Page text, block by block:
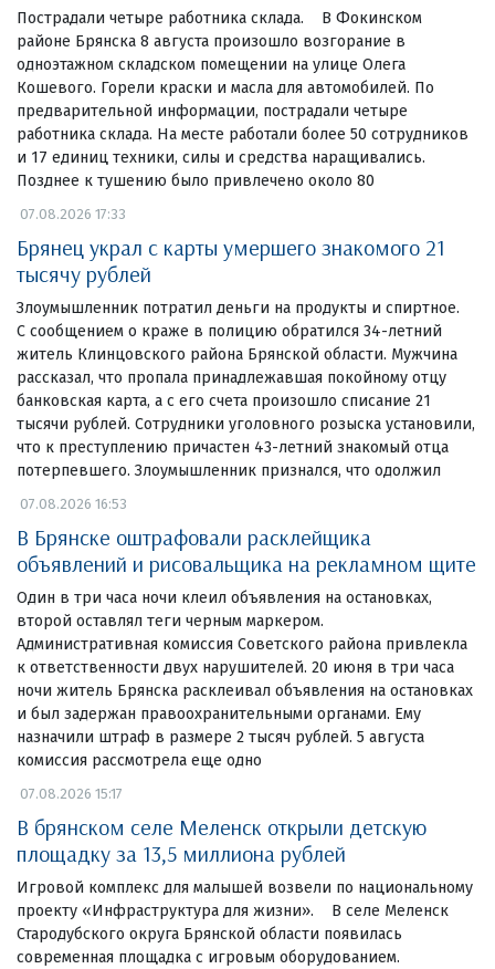
Пострадали четыре работника склада. В Фокинском
районе Брянска 8 августа произошло возгорание в
одноэтажном складском помещении на улице Олега
Кошевого. Горели краски и масла для автомобилей. По
предварительной информации, пострадали четыре
работника склада. На месте работали более 50 сотрудников
и 17 единиц техники, силы и средства наращивались.
Позднее к тушению было привлечено около 80
07.08.2026 17:33
Брянец украл с карты умершего знакомого 21
тысячу рублей
Злоумышленник потратил деньги на продукты и спиртное.
С сообщением о краже в полицию обратился 34-летний
житель Клинцовского района Брянской области. Мужчина
рассказал, что пропала принадлежавшая покойному отцу
банковская карта, а с его счета произошло списание 21
тысячи рублей. Сотрудники уголовного розыска установили,
что к преступлению причастен 43-летний знакомый отца
потерпевшего. Злоумышленник признался, что одолжил
07.08.2026 16:53
В Брянске оштрафовали расклейщика
объявлений и рисовальщика на рекламном щите
Один в три часа ночи клеил объявления на остановках,
второй оставлял теги черным маркером.
Административная комиссия Советского района привлекла
к ответственности двух нарушителей. 20 июня в три часа
ночи житель Брянска расклеивал объявления на остановках
и был задержан правоохранительными органами. Ему
назначили штраф в размере 2 тысяч рублей. 5 августа
комиссия рассмотрела еще одно
07.08.2026 15:17
В брянском селе Меленск открыли детскую
площадку за 13,5 миллиона рублей
Игровой комплекс для малышей возвели по национальному
проекту «Инфраструктура для жизни». В селе Меленск
Стародубского округа Брянской области появилась
современная площадка с игровым оборудованием.